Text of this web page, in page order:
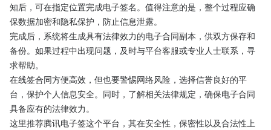
知后，可在指定位置完成电子签名。值得注意的是，整个过程应确
保数据加密和隐私保护，防止信息泄露。
完成后，系统将生成具有法律效力的电子合同副本，供双方保存和
备份。如果过程中出现问题，及时与平台客服或专业人士联系，寻
求帮助。
在线签合同方便高效，但也要警惕网络风险，选择信誉良好的平
台，保护个人信息安全。同时，了解相关法律规定，确保电子合同
具备应有的法律效力。
这里推荐腾讯电子签这个平台，其在安全性，保密性以及合法性上